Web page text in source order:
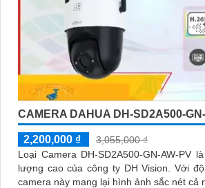
CAMERA DAHUA DH-SD2A500-
2,200,000 ₫
3,055,000 ₫
Loại Camera DH-SD2A500-GN-AW-PV
lượng cao của công ty DH Vision. Với độ phân giải 5.0 MP,
camera này mang lại hình ảnh sắc nét cả